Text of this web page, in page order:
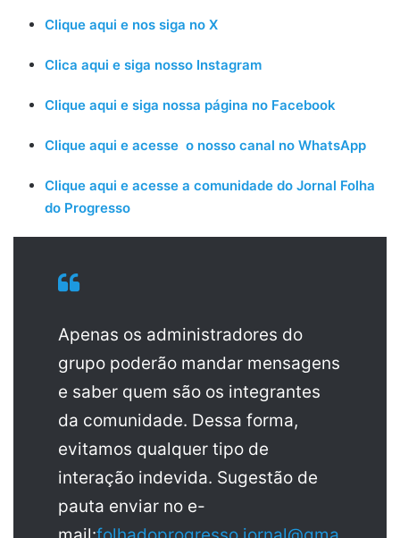
Clique aqui e nos siga no X
Clica aqui e siga nosso Instagram
Clique aqui e siga nossa página no Facebook
Clique aqui e acesse o nosso canal no WhatsApp
Clique aqui e acesse a comunidade do Jornal Folha
do Progresso
Apenas os administradores do
grupo poderão mandar mensagens
e saber quem são os integrantes
da comunidade. Dessa forma,
evitamos qualquer tipo de
interação indevida. Sugestão de
pauta enviar no e-